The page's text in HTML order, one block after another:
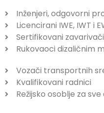
Inženjeri, odgovorni
Licencirani IWE, IWT i
Sertifikovani
Rukovaoci dizaličnim
Vozači transportnih
Kvalifikovani radnici
Režijsko osoblje za